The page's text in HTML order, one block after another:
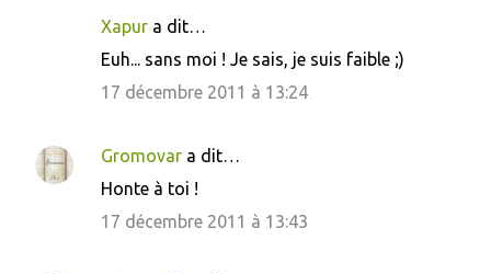
Xapur a dit…
Euh... sans moi ! Je sais, je suis faible ;)
17 décembre 2011 à 13:24
Gromovar a dit…
Honte à toi !
17 décembre 2011 à 13:43